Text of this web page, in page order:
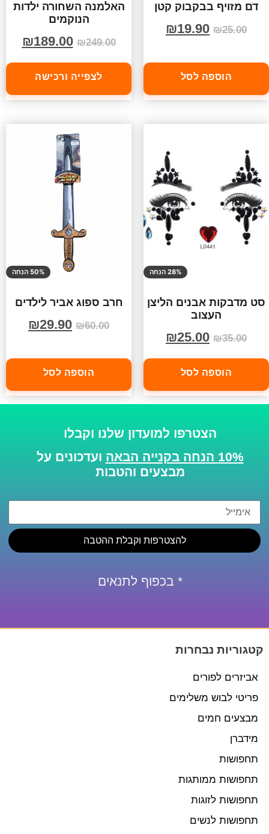
דם מזויף בבקבוק קטן
₪25.00
₪19.90
הוספה לסל
האלמנה השחורה ילדות
הנוקמים
₪249.00
₪189.00
לצפייה ורכישה
28% הנחה
סט מדבקות אבנים הליצן
העצוב
₪35.00
₪25.00
הוספה לסל
50% הנחה
חרב ספוג אביר לילדים
₪60.00
₪29.90
הוספה לסל
הצטרפו למועדון שלנו וקבלו
10% הנחה בקנייה הבאה
ועדכונים על
מבצעים והטבות
להצטרפות וקבלת ההטבה
* בכפוף לתנאים
קטגוריות נבחרות
אביזרים לפורים
פריטי לבוש משלימים
מבצעים חמים
מידברן
תחפושות
תחפושות ממותגות
תחפושות לזוגות
תחפושות לנשים